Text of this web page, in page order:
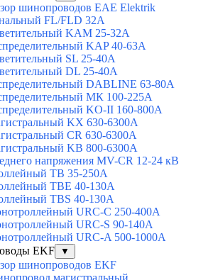
шинопроводов EAE Elektrik
FL/FLD 32A
KAM 25-32А
KAP 40-63A
SL 25-40А
DL 25-40А
DABLINE 63-80A
МК 100-225А
KO-II 160-800А
KX 630-6300А
CR 630-6300А
KB 800-6300А
напряжения MV-CR 12-24 кВ
TB 35-250A
TBE 40-130A
TBS 40-130A
URC-C 250-400A
URC-S 90-140A
URC-A 500-1000A
EKF
▼
шинопроводов EKF
магистральный